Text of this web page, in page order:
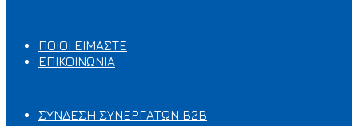
ΠΟΙΟΙ ΕΙΜΑΣΤΕ
ΕΠΙΚΟΙΝΩΝΙΑ
ΣΥΝΔΕΣΗ ΣΥΝΕΡΓΑΤΩΝ B2B